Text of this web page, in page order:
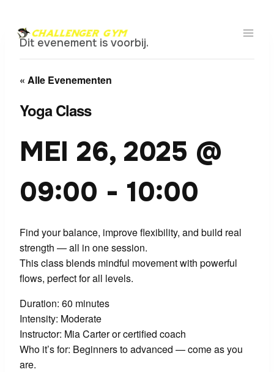
naar
inhoudDit evenement is voorbij.
« Alle Evenementen
Yoga Class
MEI 26, 2025 @
09:00 - 10:00
Find your balance, improve flexibility, and build real
strength — all in one session.
This class blends mindful movement with powerful
flows, perfect for all levels.
Duration: 60 minutes
Intensity: Moderate
Instructor: Mia Carter or certified coach
Who it’s for: Beginners to advanced — come as you
are.